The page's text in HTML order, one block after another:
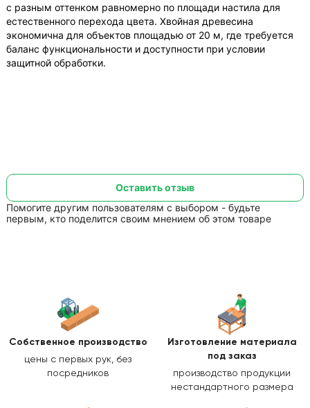
с разным оттенком равномерно по площади настила для
естественного перехода цвета. Хвойная древесина
экономична для объектов площадью от 20 м, где требуется
баланс функциональности и доступности при условии
защитной обработки.
Помогите другим пользователям с выбором - будьте
первым, кто поделится своим мнением об этом товаре
Оставить отзыв
Собственное производство
цены с первых рук, без
посредников
Изготовление материала
под заказ
производство продукции
нестандартного размера